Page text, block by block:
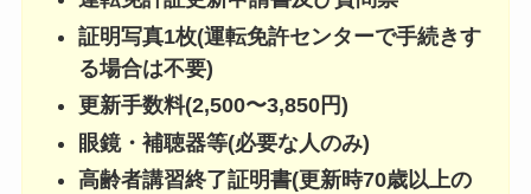
証明写真1枚(運転免許センターで手続きす
る場合は不要)
更新手数料(2,500〜3,850円)
眼鏡・補聴器等(必要な人のみ)
高齢者講習終了証明書(更新時70歳以上の